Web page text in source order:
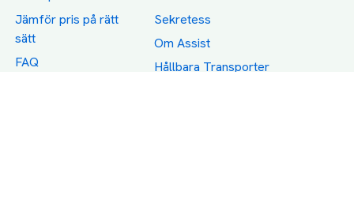
Jämför pris på rätt
sätt
FAQ
Sekretess
Om Assist
Hållbara Transporter